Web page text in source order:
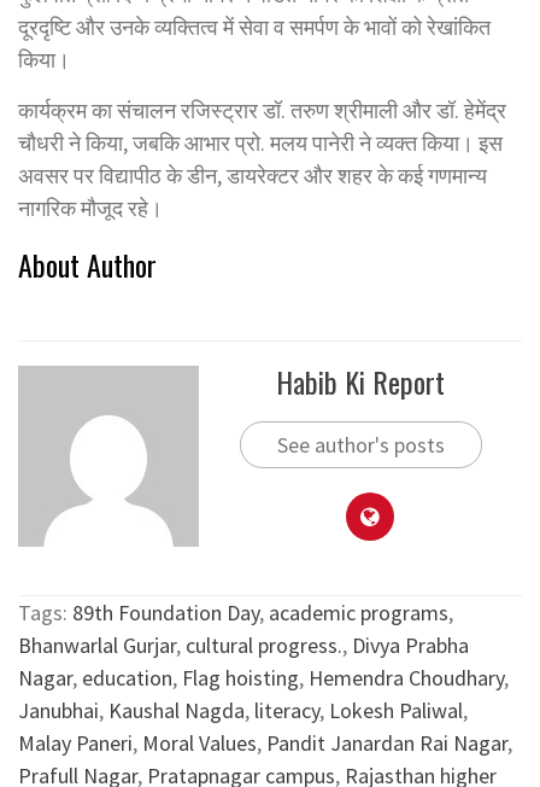
दूरदृष्टि और उनके व्यक्तित्व में सेवा व समर्पण के भावों को रेखांकित
किया।
कार्यक्रम का संचालन रजिस्ट्रार डॉ. तरुण श्रीमाली और डॉ. हेमेंद्र
चौधरी ने किया, जबकि आभार प्रो. मलय पानेरी ने व्यक्त किया। इस
अवसर पर विद्यापीठ के डीन, डायरेक्टर और शहर के कई गणमान्य
नागरिक मौजूद रहे।
About Author
Habib Ki Report
See author's posts
Tags: 89th Foundation Day, academic programs,
Bhanwarlal Gurjar, cultural progress., Divya Prabha
Nagar, education, Flag hoisting, Hemendra Choudhary,
Janubhai, Kaushal Nagda, literacy, Lokesh Paliwal,
Malay Paneri, Moral Values, Pandit Janardan Rai Nagar,
Prafull Nagar, Pratapnagar campus, Rajasthan higher